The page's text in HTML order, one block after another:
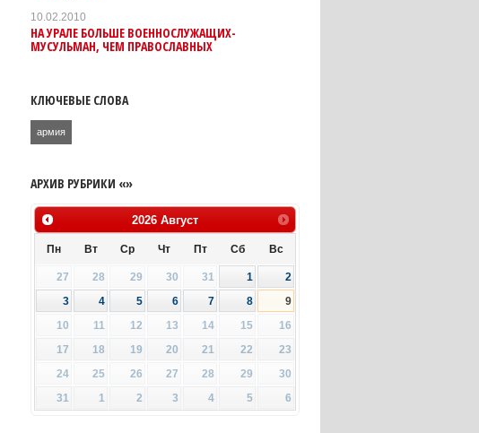
10.02.2010
НА УРАЛЕ БОЛЬШЕ ВОЕННОСЛУЖАЩИХ-
МУСУЛЬМАН, ЧЕМ ПРАВОСЛАВНЫХ
КЛЮЧЕВЫЕ СЛОВА
армия
АРХИВ РУБРИКИ «»
2026 Август
Пн Вт Ср Чт Пт Сб Вс
27 28 29 30 31 1
2
3
4 5 6 7 8
9
10
11 12 13 14 15
16
17
18 19 20 21 22
23
24
25 26 27 28 29
30
31
1 2 3 4 5 6